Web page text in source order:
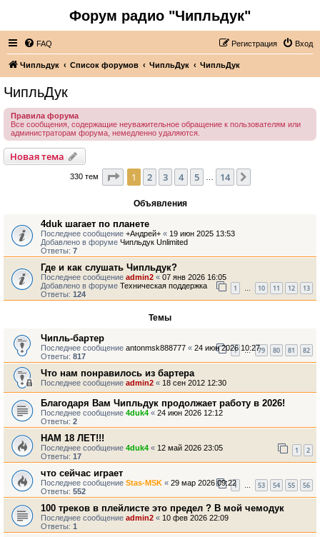
Форум радио "Чипльдук"
FAQ Вход
Регистрация
Чипльдук Список форумов ЧипльДук ЧипльДук
ЧипльДук
Правила форума
Все сообщения, содержащие неуважительное обращение к пользователям или
администраторам форума, немедленно удаляются.
Новая тема
330 тем Страница из 14
1 2 3 4 5 14
Объявления
4duk шагает по планете
Последнее сообщение +Андрей+ « 19 июн 2025 13:53
Добавлено в форуме Чипльдук Unlimited
Ответы: 7
Где и как слушать Чипльдук?
Последнее сообщение admin2 « 07 янв 2026 16:05
Добавлено в форуме Техническая поддержка
Ответы: 124
1 … 10 11 12 13
Темы
Чипль-бартер
Последнее сообщение antonmsk888777 « 24 июн 2026 10:27
Ответы: 817
1 … 79 80 81 82
Что нам понравилось из бартера
Последнее сообщение admin2 « 18 сен 2012 12:30
Благодаря Вам Чипльдук продолжает работу в 2026!
Последнее сообщение 4duk4 « 24 июн 2026 12:12
Ответы: 2
НАМ 18 ЛЕТ!!!
Последнее сообщение 4duk4 « 12 май 2026 23:05
Ответы: 17
1 2
что сейчас играет
Последнее сообщение Stas-MSK « 29 мар 2026 09:22
Ответы: 552
1 … 53 54 55 56
100 треков в плейлисте это предел ? В мой чемодук
Последнее сообщение admin2 « 10 фев 2026 22:09
Ответы: 1